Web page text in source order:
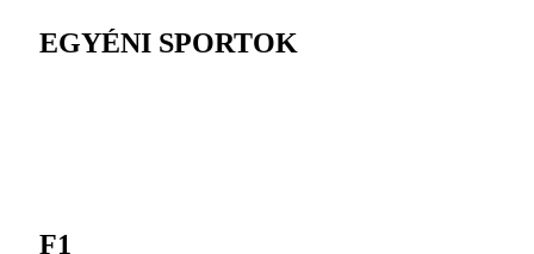
EGYÉNI SPORTOK
F1